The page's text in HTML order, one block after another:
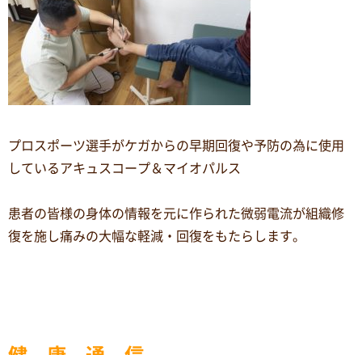
プロスポーツ選手がケガからの早期回復や予防の為に使用
しているアキュスコープ＆マイオパルス
患者の皆様の身体の情報を元に作られた微弱電流が組織修
復を施し痛みの大幅な軽減・回復をもたらします。